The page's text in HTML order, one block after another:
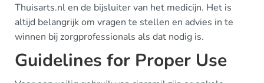
Thuisarts.nl en de bijsluiter van het medicijn. Het is
altijd belangrijk om vragen te stellen en advies in te
winnen bij zorgprofessionals als dat nodig is.
Guidelines for Proper Use